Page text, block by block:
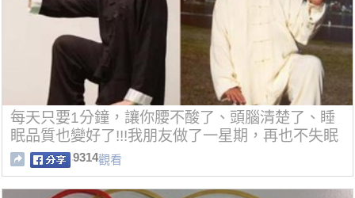
每天只要1分鐘，讓你腰不酸了、頭腦清楚了、睡
眠品質也變好了!!!我朋友做了一星期，再也不失眠
了!!
9314觀看